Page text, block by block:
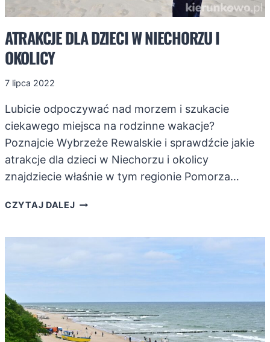
ATRAKCJE DLA DZIECI W NIECHORZU I
OKOLICY
7 lipca 2022
Lubicie odpoczywać nad morzem i szukacie
ciekawego miejsca na rodzinne wakacje?
Poznajcie Wybrzeże Rewalskie i sprawdźcie jakie
atrakcje dla dzieci w Niechorzu i okolicy
znajdziecie właśnie w tym regionie Pomorza…
CZYTAJ DALEJATRAKCJE